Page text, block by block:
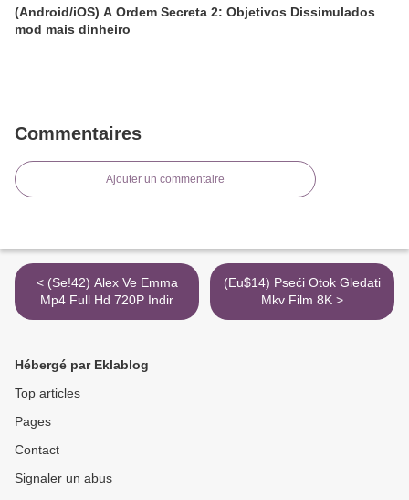
(Android/iOS) A Ordem Secreta 2: Objetivos Dissimulados
mod mais dinheiro
Commentaires
Ajouter un commentaire
< (Se!42) Alex Ve Emma
Mp4 Full Hd 720P Indir
(Eu$14) Pseći Otok Gledati
Mkv Film 8K >
Hébergé par Eklablog
Top articles
Pages
Contact
Signaler un abus